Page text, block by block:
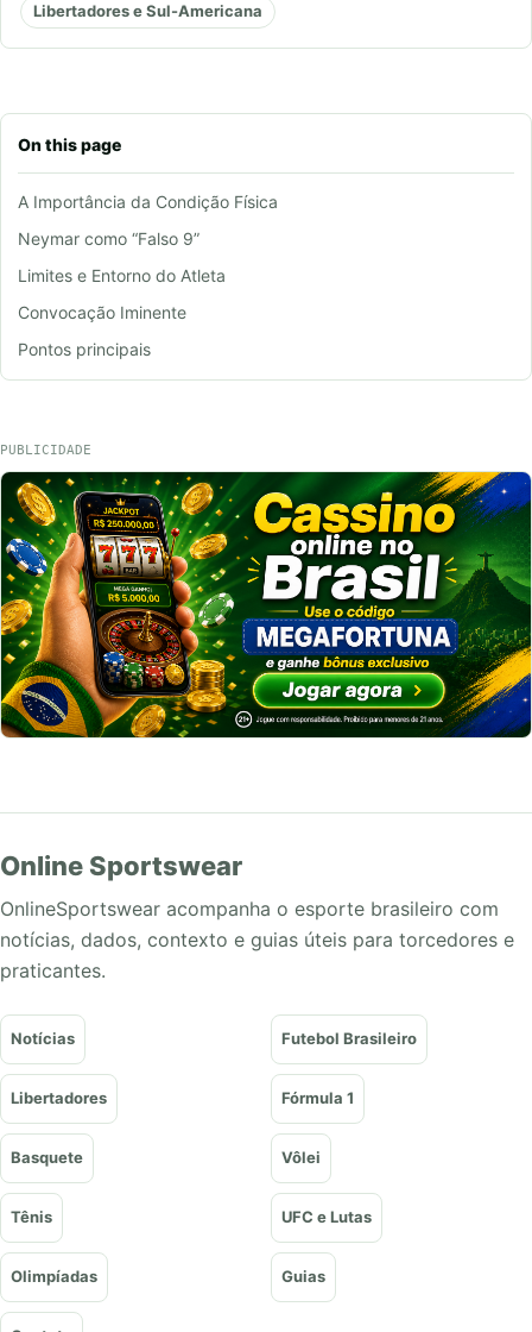
On this page
A Importância da Condição Física
Neymar como “Falso 9”
Limites e Entorno do Atleta
Convocação Iminente
Pontos principais
Libertadores e Sul-Americana
PUBLICIDADE
Online Sportswear
OnlineSportswear acompanha o esporte brasileiro com
notícias, dados, contexto e guias úteis para torcedores e
praticantes.
Notícias Futebol Brasileiro
Libertadores Fórmula 1
Basquete Vôlei
Tênis UFC e Lutas
Olimpíadas Guias